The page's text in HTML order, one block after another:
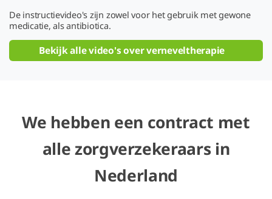
De instructievideo's zijn zowel voor het gebruik met gewone
medicatie, als antibiotica.
Bekijk alle video's over verneveltherapie
We hebben een contract met
alle zorgverzekeraars in
Nederland